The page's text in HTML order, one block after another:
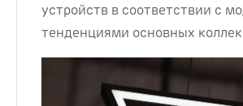
устройств в соответствии с
тенденциями основных